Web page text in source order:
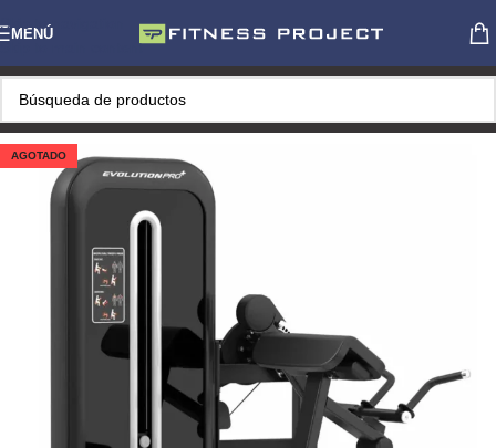
Skip to navigation
Skip to main content
MENÚ
AGOTADO